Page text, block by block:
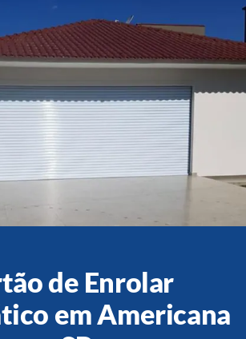
Porta de Enrolar Automática
Automatizadores
Acessórios Para Portas de
Pintura eletrostática
Portfólio
Contato
Acessórios
Portão de Garagem de
de Enrolar
em Americana